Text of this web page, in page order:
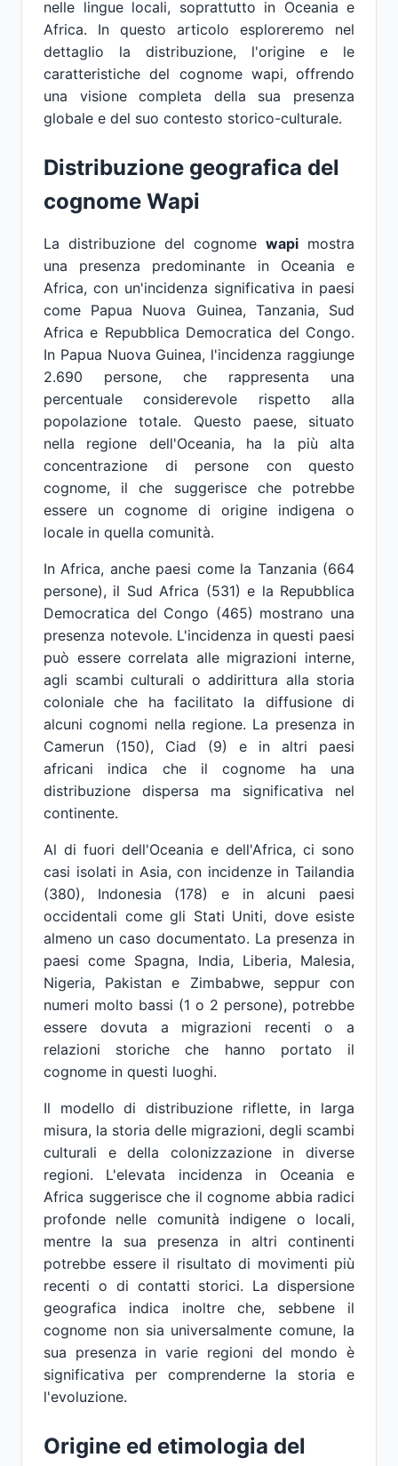
nelle lingue locali, soprattutto in Oceania e
Africa. In questo articolo esploreremo nel
dettaglio la distribuzione, l'origine e le
caratteristiche del cognome wapi, offrendo
una visione completa della sua presenza
globale e del suo contesto storico-culturale.
Distribuzione geografica del
cognome Wapi
La distribuzione del cognome wapi mostra
una presenza predominante in Oceania e
Africa, con un'incidenza significativa in paesi
come Papua Nuova Guinea, Tanzania, Sud
Africa e Repubblica Democratica del Congo.
In Papua Nuova Guinea, l'incidenza raggiunge
2.690 persone, che rappresenta una
percentuale considerevole rispetto alla
popolazione totale. Questo paese, situato
nella regione dell'Oceania, ha la più alta
concentrazione di persone con questo
cognome, il che suggerisce che potrebbe
essere un cognome di origine indigena o
locale in quella comunità.
In Africa, anche paesi come la Tanzania (664
persone), il Sud Africa (531) e la Repubblica
Democratica del Congo (465) mostrano una
presenza notevole. L'incidenza in questi paesi
può essere correlata alle migrazioni interne,
agli scambi culturali o addirittura alla storia
coloniale che ha facilitato la diffusione di
alcuni cognomi nella regione. La presenza in
Camerun (150), Ciad (9) e in altri paesi
africani indica che il cognome ha una
distribuzione dispersa ma significativa nel
continente.
Al di fuori dell'Oceania e dell'Africa, ci sono
casi isolati in Asia, con incidenze in Tailandia
(380), Indonesia (178) e in alcuni paesi
occidentali come gli Stati Uniti, dove esiste
almeno un caso documentato. La presenza in
paesi come Spagna, India, Liberia, Malesia,
Nigeria, Pakistan e Zimbabwe, seppur con
numeri molto bassi (1 o 2 persone), potrebbe
essere dovuta a migrazioni recenti o a
relazioni storiche che hanno portato il
cognome in questi luoghi.
Il modello di distribuzione riflette, in larga
misura, la storia delle migrazioni, degli scambi
culturali e della colonizzazione in diverse
regioni. L'elevata incidenza in Oceania e
Africa suggerisce che il cognome abbia radici
profonde nelle comunità indigene o locali,
mentre la sua presenza in altri continenti
potrebbe essere il risultato di movimenti più
recenti o di contatti storici. La dispersione
geografica indica inoltre che, sebbene il
cognome non sia universalmente comune, la
sua presenza in varie regioni del mondo è
significativa per comprenderne la storia e
l'evoluzione.
Origine ed etimologia del